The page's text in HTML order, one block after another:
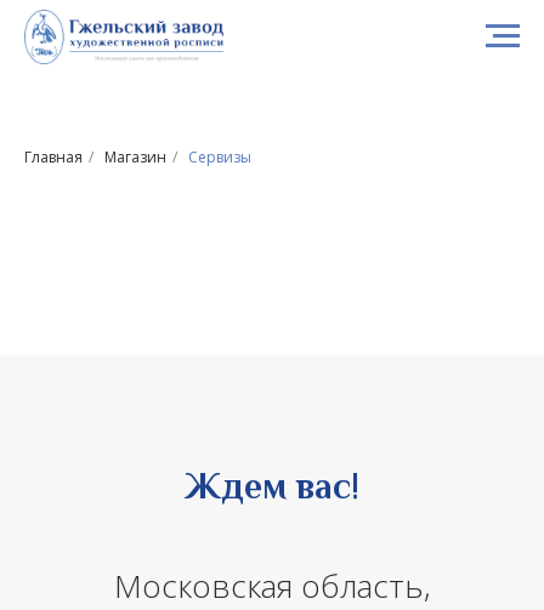
Главная / Магазин / Сервизы
Ждем вас!
Московская область,